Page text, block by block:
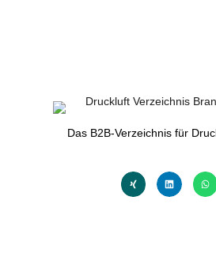
Das B2B-Verzeichnis für